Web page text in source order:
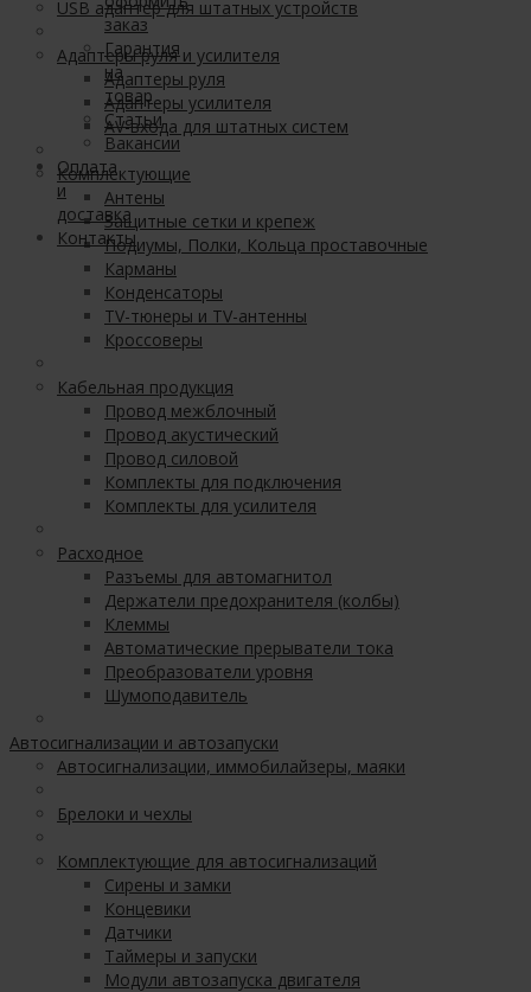
заказ
Гарантия
на
товар
Статьи
Вакансии
Оплата
и
доставка
Контакты
USB адаптер для штатных устройств
Адаптеры руля и усилителя
Адаптеры руля
Адаптеры усилителя
AV-входа для штатных систем
Комплектующие
Антены
Защитные сетки и крепеж
Подиумы, Полки, Кольца проставочные
Карманы
Конденсаторы
TV-тюнеры и TV-антенны
Кроссоверы
Кабельная продукция
Провод межблочный
Провод акустический
Провод силовой
Комплекты для подключения
Комплекты для усилителя
Расходное
Разъемы для автомагнитол
Держатели предохранителя (колбы)
Клеммы
Автоматические прерыватели тока
Преобразователи уровня
Шумоподавитель
Автосигнализации и автозапуски
Автосигнализации, иммобилайзеры, маяки
Брелоки и чехлы
Комплектующие для автосигнализаций
Сирены и замки
Концевики
Датчики
Таймеры и запуски
Модули автозапуска двигателя